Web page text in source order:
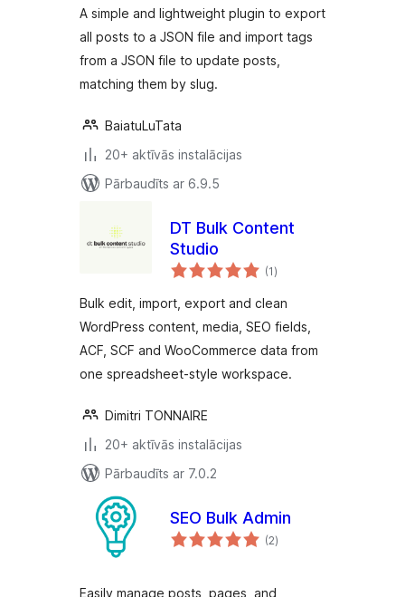
A simple and lightweight plugin to export
all posts to a JSON file and import tags
from a JSON file to update posts,
matching them by slug.
BaiatuLuTata
20+ aktīvās instalācijas
Pārbaudīts ar 6.9.5
DT Bulk Content
Studio
(1vērtējumu
kopsumma
)
Bulk edit, import, export and clean
WordPress content, media, SEO fields,
ACF, SCF and WooCommerce data from
one spreadsheet-style workspace.
Dimitri TONNAIRE
20+ aktīvās instalācijas
Pārbaudīts ar 7.0.2
SEO Bulk Admin
(2vērtējumu
kopsumma
)
Easily manage posts, pages, and